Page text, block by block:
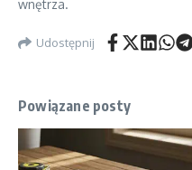
wnętrza.
Udostępnij
Powiązane posty